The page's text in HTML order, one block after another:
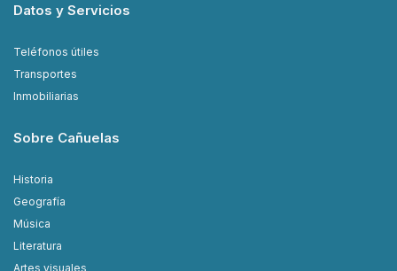
Datos y Servicios
Teléfonos útiles
Transportes
Inmobiliarias
Sobre Cañuelas
Historia
Geografía
Música
Literatura
Artes visuales